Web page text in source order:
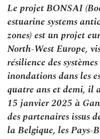
Le projet BONSAI
estuarine systems
zones) est un projet
North-West Europe,
résilience des
inondations dans les
quatre ans et demi, il
15 janvier 2025 à
des partenaires issus
la Belgique, les Pays-